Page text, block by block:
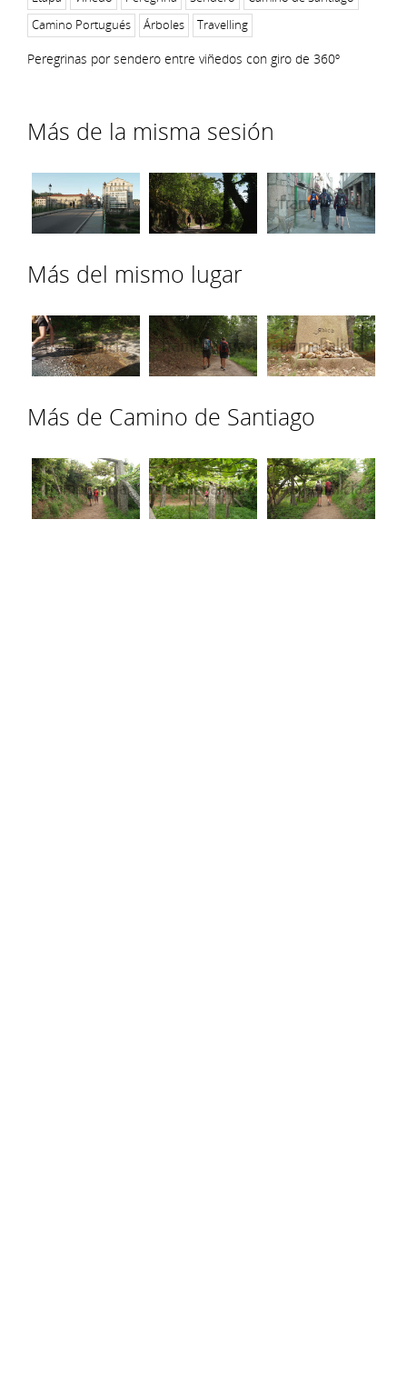
Camino Portugués
Árboles Travelling
Peregrinas por sendero entre viñedos con giro de 360º
Más de la misma sesión
Más del mismo lugar
Más de Camino de Santiago